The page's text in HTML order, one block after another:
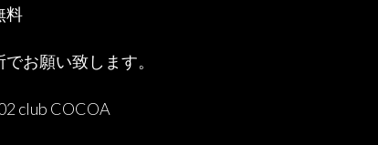
料
お願い致します。
club COCOA